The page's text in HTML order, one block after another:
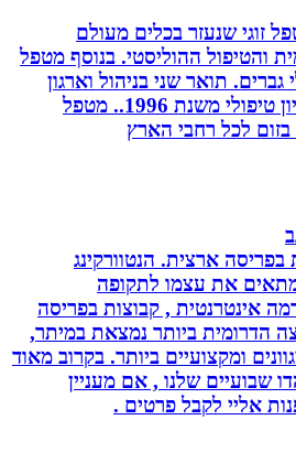
שנעזר בכלים מעולם
ההוליסטי. בנוסף מטפל
תואר שני בניהול וארגון
מערכות חינוך. ניסיון טיפולי משנת 1996.. מטפל
לכל רחבי הארץ
ארצית. הנטוורקינג
את עצמו לתקופה
, קבוצות בפריסה
ביותר נמצאת במיתר,
ביותר. בקרוב מאוד
שלנו , אם מעניין
לקבל פרטים .